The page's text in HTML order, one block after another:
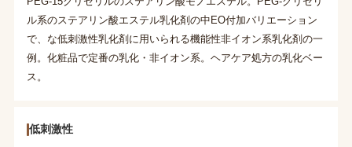
ル系のステアリン酸エステル乳化剤の中EO付加バリエーション
で、な低刺激性乳化剤に用いられる機能性非イオン系乳化剤の一
例。化粧品で定番の乳化・非イオン系。ヘアケア処方の乳化ベー
ス。
低刺激性